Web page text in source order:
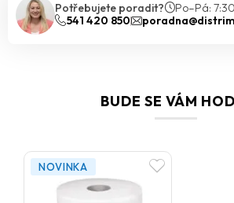
Potřebujete poradit?
Po–Pá:
541 420 850
BUDE SE VÁM
NOVINKA